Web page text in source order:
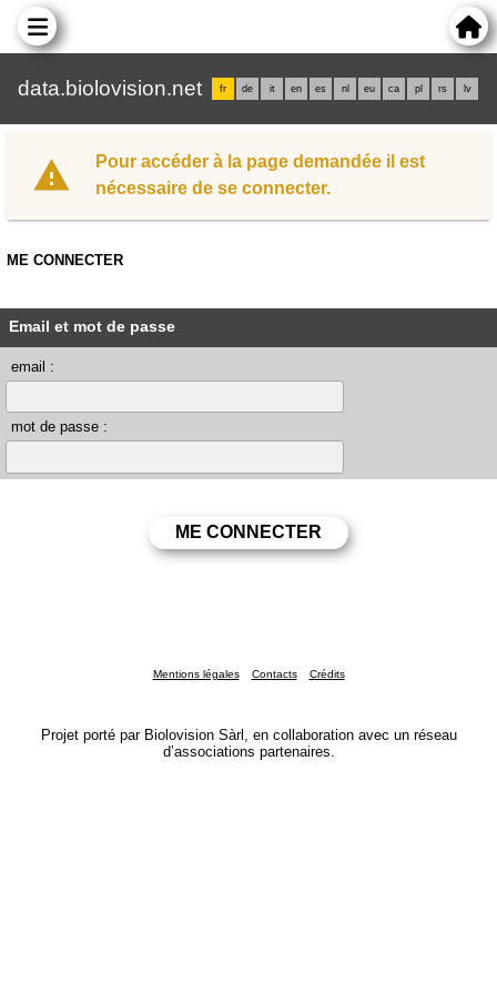
data.biolovision.net fr de it en es nl eu ca pl rs lv
Pour accéder à la page demandée il est
nécessaire de se connecter.
ME CONNECTER
Email et mot de passe
email :
mot de passe :
Mentions légales Contacts Crédits
Projet porté par Biolovision Sàrl, en collaboration avec un réseau
d’associations partenaires.